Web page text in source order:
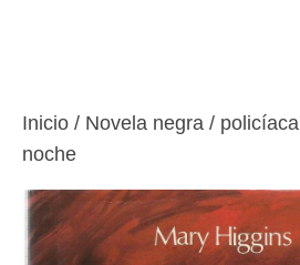
Inicio / Novela negra / policíaca
noche